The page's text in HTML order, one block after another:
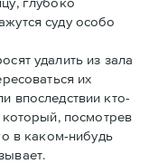
суду особо
удалить из зала
их
впоследствии кто-
посмотрев
в каком-нибудь